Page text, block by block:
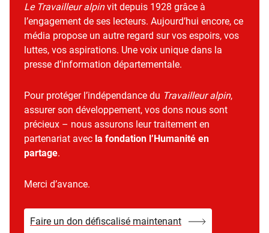
Le Travailleur alpinvit depuis 1928 grâce à
l’engagement de ses lecteurs. Aujourd’hui encore, ce
média propose un autre regard sur vos espoirs, vos
luttes, vos aspirations. Une voix unique dans la
presse d’information départementale.
Pour protéger l’indépendance du Travailleur alpin,
assurer son développement, vos dons nous sont
précieux – nous assurons leur traitement en
partenariat avec la fondation l’Humanité en
partage.
Merci d’avance.
Faire un don défiscalisé maintenant